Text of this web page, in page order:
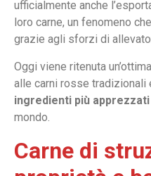
ufficialmente anche
loro carne, un fenomeno
grazie agli sforzi di
Oggi viene ritenuta
alle carni rosse tradizionali
ingredienti più apprezzati
mondo.
Carne di